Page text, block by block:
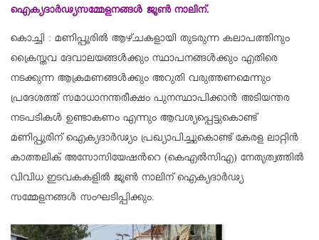
ഐക്യദാർഢ്യസമ്മേളനങ്ങൾ ജൂൺ നാലിന്.
കൊച്ചി : മണിപ്പൂരിൽ ആഴ്ചകളായി തുടരുന്ന കലാപത്തിനും
ക്രൈസ്തവ ദേവാലയങ്ങൾക്കും സ്ഥാപനങ്ങൾക്കും എതിരെ
നടക്കുന്ന ആക്രമണങ്ങൾക്കും അറുതി വരുത്തണമെന്നും
പ്രദേശത്ത് സമാധാനന്തരീക്ഷം പുനസ്ഥാപിക്കാൻ അടിയന്തര
നടപടികൾ ഉണ്ടാകണം എന്നും ആവശ്യപ്പെട്ടുകൊണ്ട്
മണിപ്പൂരിന് ഐക്യദാർഢ്യം പ്രഖ്യാപിച്ചുകൊണ്ട് കേരള ലാറ്റിൻ
കാത്തലിക് അസോസിയേഷൻറെ (കെഎൽസിഎ) നേതൃത്വത്തിൽ
വിവിധ ഇടവകകളിൽ ജൂൺ നാലിന് ഐക്യദാർഢ്യ
സമ്മേളനങ്ങൾ സംഘടിപ്പിക്കും.